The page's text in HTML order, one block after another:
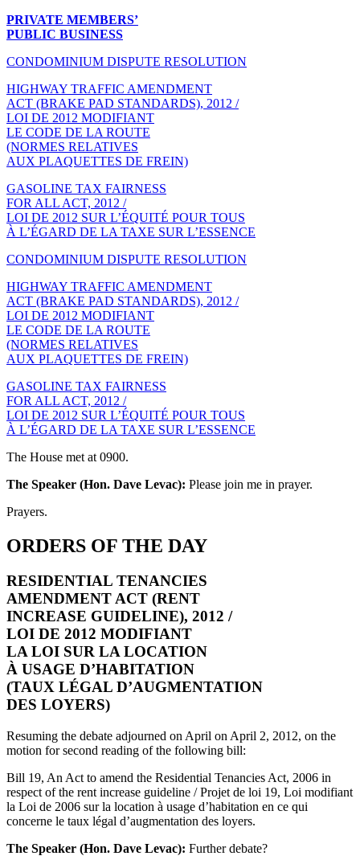
PRIVATE MEMBERS’
PUBLIC BUSINESS
CONDOMINIUM DISPUTE RESOLUTION
HIGHWAY TRAFFIC AMENDMENT
ACT (BRAKE PAD STANDARDS), 2012 /
LOI DE 2012 MODIFIANT
LE CODE DE LA ROUTE
(NORMES RELATIVES
AUX PLAQUETTES DE FREIN)
GASOLINE TAX FAIRNESS
FOR ALL ACT, 2012 /
LOI DE 2012 SUR L’ÉQUITÉ POUR TOUS
À L’ÉGARD DE LA TAXE SUR L’ESSENCE
CONDOMINIUM DISPUTE RESOLUTION
HIGHWAY TRAFFIC AMENDMENT
ACT (BRAKE PAD STANDARDS), 2012 /
LOI DE 2012 MODIFIANT
LE CODE DE LA ROUTE
(NORMES RELATIVES
AUX PLAQUETTES DE FREIN)
GASOLINE TAX FAIRNESS
FOR ALL ACT, 2012 /
LOI DE 2012 SUR L’ÉQUITÉ POUR TOUS
À L’ÉGARD DE LA TAXE SUR L’ESSENCE
The House met at 0900.
The Speaker (Hon. Dave Levac): Please join me in prayer.
Prayers.
ORDERS OF THE DAY
RESIDENTIAL TENANCIES
AMENDMENT ACT (RENT
INCREASE GUIDELINE), 2012 /
LOI DE 2012 MODIFIANT
LA LOI SUR LA LOCATION
À USAGE D’HABITATION
(TAUX LÉGAL D’AUGMENTATION
DES LOYERS)
Resuming the debate adjourned on April on April 2, 2012, on the
motion for second reading of the following bill:
Bill 19, An Act to amend the Residential Tenancies Act, 2006 in
respect of the rent increase guideline / Projet de loi 19, Loi modifiant
la Loi de 2006 sur la location à usage d’habitation en ce qui
concerne le taux légal d’augmentation des loyers.
The Speaker (Hon. Dave Levac): Further debate?